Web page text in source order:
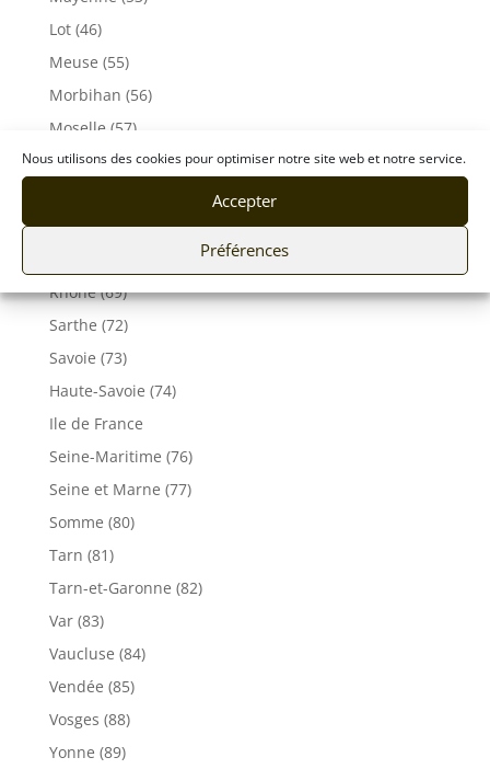
Nous utilisons des cookies pour optimiser notre site web et notre service.
Accepter
Préférences
Lot (46)
Meuse (55)
Morbihan (56)
Moselle (57)
Orne (61)
Puy De Dôme (63)
Pyrénées-Atlantiques (64)
Rhône (69)
Sarthe (72)
Savoie (73)
Haute-Savoie (74)
Ile de France
Seine-Maritime (76)
Seine et Marne (77)
Somme (80)
Tarn (81)
Tarn-et-Garonne (82)
Var (83)
Vaucluse (84)
Vendée (85)
Vosges (88)
Yonne (89)